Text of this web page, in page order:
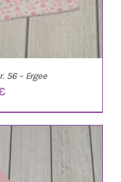
/
56 – Ergee